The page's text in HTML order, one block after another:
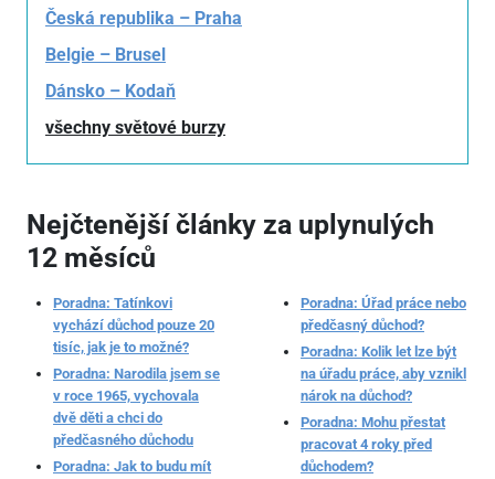
Česká republika – Praha
Belgie – Brusel
Dánsko – Kodaň
všechny světové burzy
Nejčtenější články za uplynulých
12 měsíců
Poradna: Tatínkovi
vychází důchod pouze 20
tisíc, jak je to možné?
Poradna: Narodila jsem se
v roce 1965, vychovala
dvě děti a chci do
předčasného důchodu
Poradna: Jak to budu mít
Poradna: Úřad práce nebo
předčasný důchod?
Poradna: Kolik let lze být
na úřadu práce, aby vznikl
nárok na důchod?
Poradna: Mohu přestat
pracovat 4 roky před
důchodem?